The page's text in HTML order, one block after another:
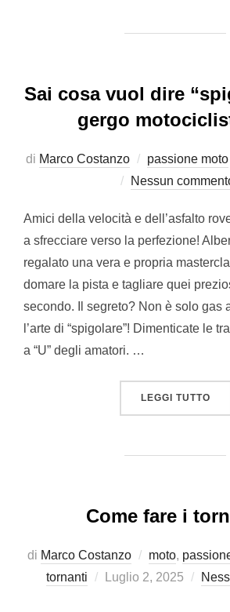
Sai cosa vuol dire
gergo
di Marco Costanzo passione moto
Nessun
Amici della velocità e dell’asfalto
a sfrecciare verso la perfezione!
regalato una vera e propria
domare la pista e tagliare quei
secondo. Il segreto? Non è solo gas
l’arte di “spigolare”! Dimenticate le
a “U” degli amatori. …
LEGGI TUTTO
Come fare i
di Marco Costanzo moto,
tornanti
Pubblicato
Luglio 2, 2025